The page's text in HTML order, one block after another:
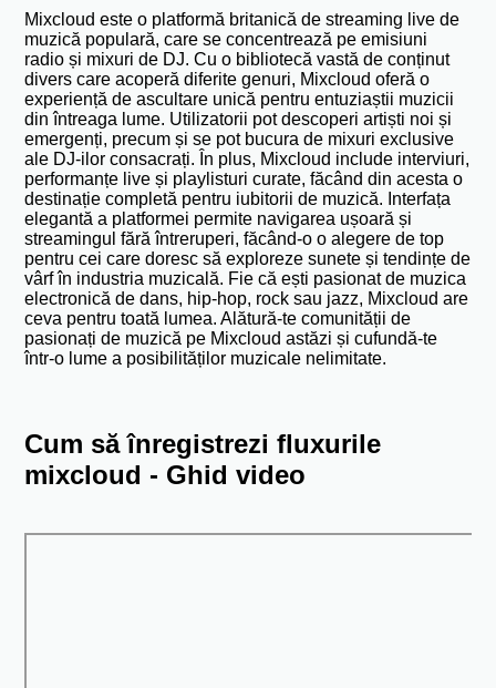
Mixcloud este o platformă britanică de streaming live de
muzică populară, care se concentrează pe emisiuni
radio și mixuri de DJ. Cu o bibliotecă vastă de conținut
divers care acoperă diferite genuri, Mixcloud oferă o
experiență de ascultare unică pentru entuziaștii muzicii
din întreaga lume. Utilizatorii pot descoperi artiști noi și
emergenți, precum și se pot bucura de mixuri exclusive
ale DJ-ilor consacrați. În plus, Mixcloud include interviuri,
performanțe live și playlisturi curate, făcând din acesta o
destinație completă pentru iubitorii de muzică. Interfața
elegantă a platformei permite navigarea ușoară și
streamingul fără întreruperi, făcând-o o alegere de top
pentru cei care doresc să exploreze sunete și tendințe de
vârf în industria muzicală. Fie că ești pasionat de muzica
electronică de dans, hip-hop, rock sau jazz, Mixcloud are
ceva pentru toată lumea. Alătură-te comunității de
pasionați de muzică pe Mixcloud astăzi și cufundă-te
într-o lume a posibilităților muzicale nelimitate.
Cum să înregistrezi fluxurile
mixcloud - Ghid video